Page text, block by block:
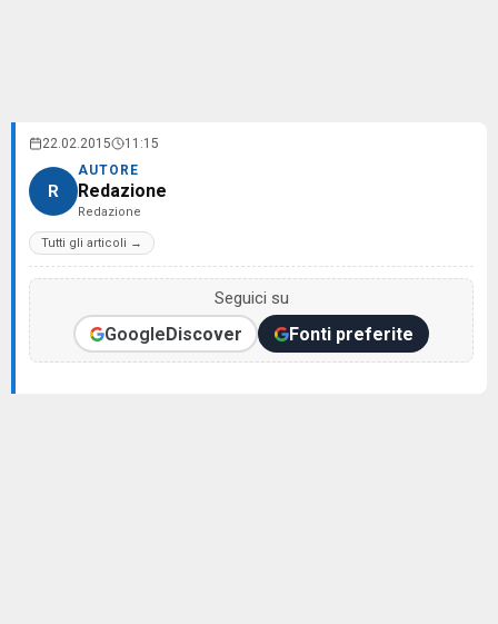
22.02.2015 11:15
R
AUTORE
Redazione
Redazione
Tutti gli articoli →
Seguici su
GoogleDiscover Fonti preferite